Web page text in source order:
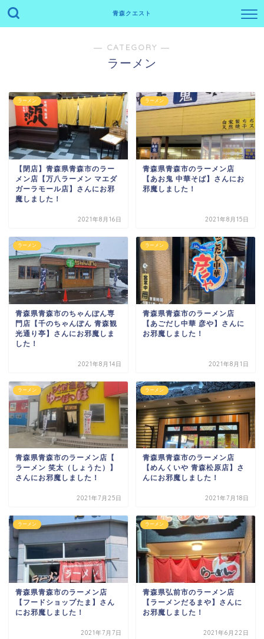
青森クエスト
― CATEGORY ―
ラーメン
ラーメン
【閉店】青森県青森市のラー
メン店【万八ラーメン マエダ
ガーラモール店】さんにお邪
魔しました！
2021年8月16日
ラーメン
青森県青森市のラーメン店
【あお鬼 中華そば】さんにお
邪魔しました！
2021年8月15日
ラーメン
青森県青森市のちゃんぽん専
門店【千のちゃんぽん 青森観
光通り亭】さんにお邪魔しま
した！
2021年8月14日
ラーメン
青森県青森市のラーメン店
【あごだし中華 彦や】さんに
お邪魔しました！
2021年8月1日
ラーメン
青森県青森市のラーメン店【
ラーメン 笑太（しょうた）】
さんにお邪魔しました！
2021年7月25日
ラーメン
青森県青森市のラーメン店
【めんくいや 青森松原店】さ
んにお邪魔しました！
2021年7月18日
ラーメン
青森県青森市のラーメン店
【フードショップたま】さん
にお邪魔しました！
2021年7月7日
ラーメン
青森県弘前市のラーメン店
【ラーメンだるまや】さんに
お邪魔しました！
2021年6月22日